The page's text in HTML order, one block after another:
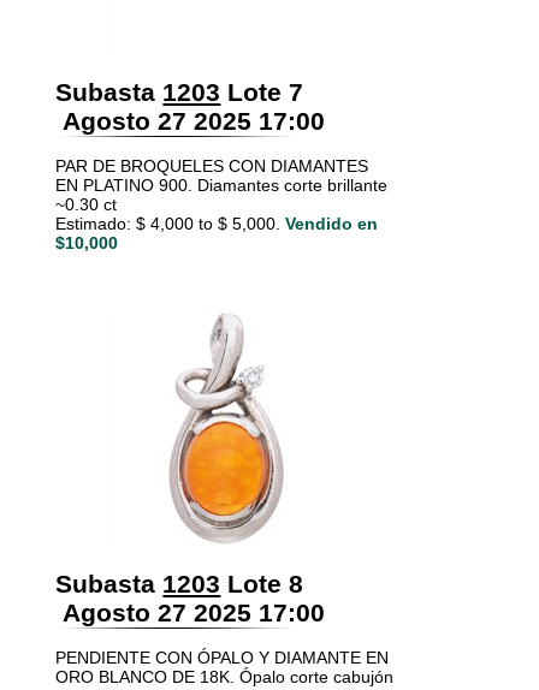
Subasta 1203 Lote 7
Agosto 27 2025 17:00
PAR DE BROQUELES CON DIAMANTES
EN PLATINO 900. Diamantes corte brillante
~0.30 ct
Estimado: $ 4,000 to $ 5,000. Vendido en
$10,000
Subasta 1203 Lote 8
Agosto 27 2025 17:00
PENDIENTE CON ÓPALO Y DIAMANTE EN
ORO BLANCO DE 18K. Ópalo corte cabujón